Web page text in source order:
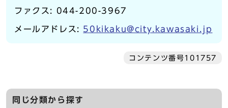
ファクス: 044-200-3967
メールアドレス: 50kikaku@city.kawasaki.jp
コンテンツ番号101757
同じ分類から探す